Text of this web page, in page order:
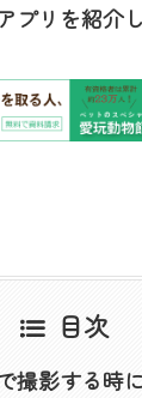
プリを紹介し
目次
撮影する時